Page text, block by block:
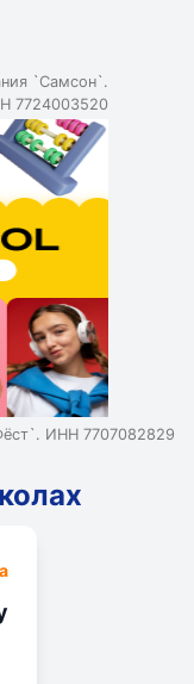
`Самсон`.
7724003520
ИНН 7707082829